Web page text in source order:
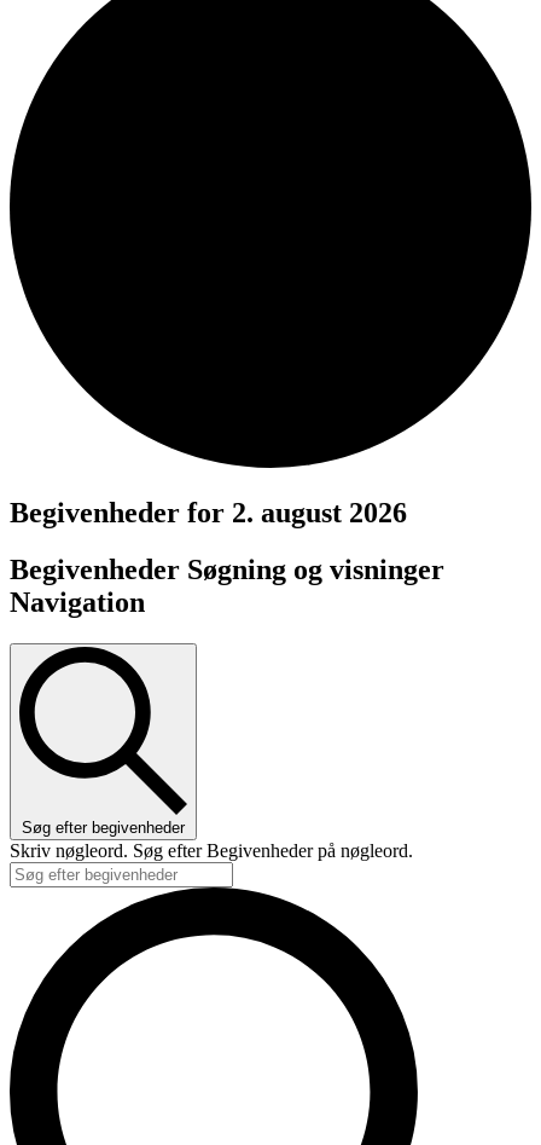
Begivenheder for 2. august 2026
Begivenheder Søgning og visninger
Navigation
Søg efter begivenheder
Skriv nøgleord. Søg efter Begivenheder på nøgleord.